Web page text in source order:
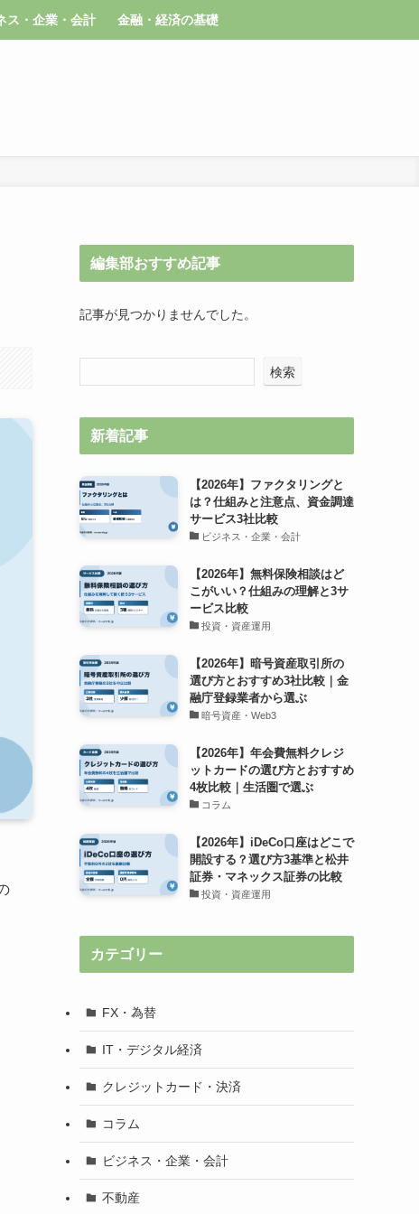
ス・企業・会計 金融・経済の基礎
編集部おすすめ記事
記事が見つかりませんでした。
検索
新着記事
【2026年】ファクタリングと
は？仕組みと注意点、資金調達
サービス3社比較
ビジネス・企業・会計
【2026年】無料保険相談はど
こがいい？仕組みの理解と3サ
ービス比較
投資・資産運用
【2026年】暗号資産取引所の
選び方とおすすめ3社比較｜金
融庁登録業者から選ぶ
暗号資産・Web3
【2026年】年会費無料クレジ
ットカードの選び方とおすすめ
4枚比較｜生活圏で選ぶ
コラム
【2026年】iDeCo口座はどこで
開設する？選び方3基準と松井
証券・マネックス証券の比較
投資・資産運用
カテゴリー
FX・為替
IT・デジタル経済
クレジットカード・決済
コラム
ビジネス・企業・会計
不動産